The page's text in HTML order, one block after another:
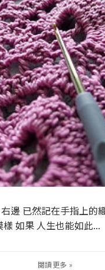
邊 已然記在手指上的
如果 人生也能如此...